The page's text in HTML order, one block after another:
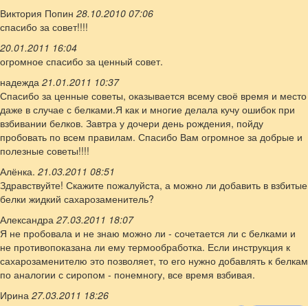
Виктория Попин 28.10.2010 07:06
спасибо за совет!!!!
20.01.2011 16:04
огромное спасибо за ценный совет.
надежда 21.01.2011 10:37
Спасибо за ценные советы, оказывается всему своё время и место
даже в случае с белками.Я как и многие делала кучу ошибок при
взбивании белков. Завтра у дочери день рождения, пойду
пробовать по всем правилам. Спасибо Вам огромное за добрые и
полезные советы!!!!
Алёнка. 21.03.2011 08:51
Здравствуйте! Скажите пожалуйста, а можно ли добавить в взбитые
белки жидкий сахарозаменитель?
Александра 27.03.2011 18:07
Я не пробовала и не знаю можно ли - сочетается ли с белками и
не противопоказана ли ему термообработка. Если инструкция к
сахарозаменителю это позволяет, то его нужно добавлять к белкам
по аналогии с сиропом - понемногу, все время взбивая.
Ирина 27.03.2011 18:26